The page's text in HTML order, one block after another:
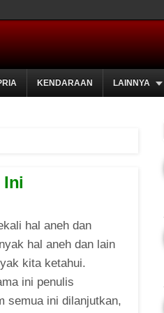
KENDARAAN LAINNYA
Ini
hal aneh dan
hal aneh dan lain
kita ketahui.
ini penulis
semua ini dilanjutkan,